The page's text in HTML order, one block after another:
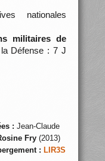
nationales
militaires de
Défense : 7 J
: Jean-Claude
Fry(2013)
: LIR3S